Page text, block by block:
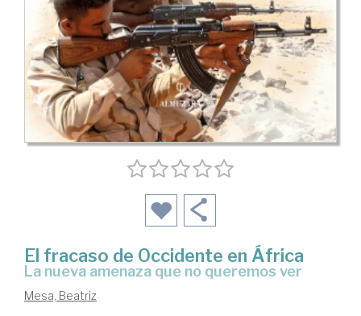
El fracaso de Occidente en África
La nueva amenaza que no queremos ver
Mesa, Beatriz